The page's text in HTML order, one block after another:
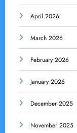
April 2026
March 2026
February 2026
January 2026
December 2025
November 2025